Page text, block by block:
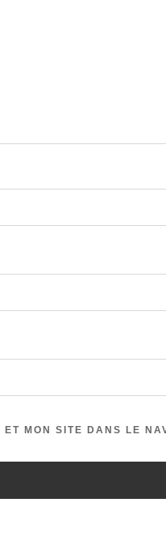
MON SITE DANS LE